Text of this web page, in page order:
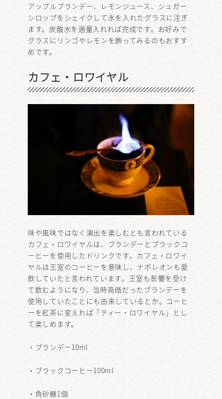
アップルブランデー、レモンジュース、シュガー
シロップをシェイクして氷を入れたグラスに注ぎ
ます。炭酸水を適量入れれば完成です。お好みで
グラスにリンゴやレモンを飾ってみるのもおすす
めです。
カフェ・ロワイヤル
味や風味ではなく演出を楽しむとも言われている
カフェ・ロワイヤルは、ブランデーとブラックコ
ーヒーを使用したドリンクです。カフェ・ロワイ
ヤルは王室のコーヒーを意味し、ナポレオンも愛
飲していたと言われています。王室も影響を受け
て飲むようになり、当時高価だったブランデーを
使用していたことにも由来しているとか。コーヒ
ーを紅茶に変えれば「ティー・ロワイヤル」とし
て楽しめます。
・ブランデー10ml
・ブラックコーヒー100ml
・角砂糖1個